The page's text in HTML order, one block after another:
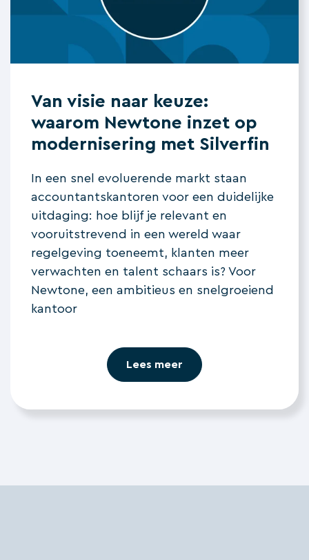
Van visie naar keuze:
waarom Newtone inzet op
modernisering met Silverfin
In een snel evoluerende markt staan
accountantskantoren voor een duidelijke
uitdaging: hoe blijf je relevant en
vooruitstrevend in een wereld waar
regelgeving toeneemt, klanten meer
verwachten en talent schaars is? Voor
Newtone, een ambitieus en snelgroeiend
kantoor
Lees meer